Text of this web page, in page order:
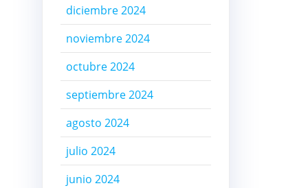
diciembre 2024
noviembre 2024
octubre 2024
septiembre 2024
agosto 2024
julio 2024
junio 2024